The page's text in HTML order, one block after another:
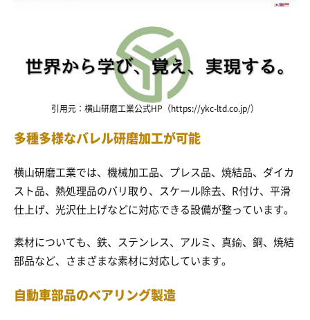
引用元：横山研磨工業公式HP（https://ykc-ltd.co.jp/）
多種多様なバレル研磨加工が可能
横山研磨工業では、機械加工品、プレス品、焼結品、ダイカ
スト品、熱処理品のバリ取り、スケール除去、R付け、平滑
仕上げ、光沢仕上げなどに対応できる設備が整っています。
素材についても、鉄、ステンレス、アルミ、真鍮、銅、焼結
部品など、さまざまな素材に対応しています。
自動車部品のベアリング製造